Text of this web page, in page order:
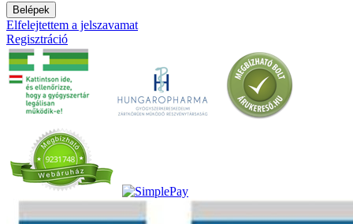
Belépek
Elfelejtettem a jelszavamat
Regisztráció